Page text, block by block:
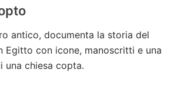
antico, documenta la storia del
Egitto con icone, manoscritti e una
una chiesa copta.